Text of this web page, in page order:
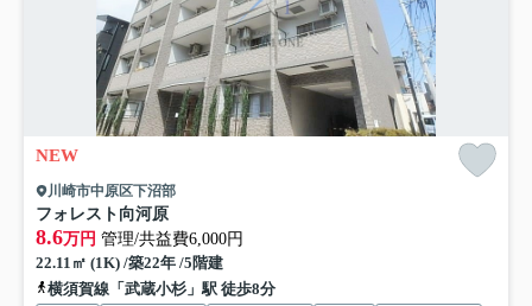
NEW
川崎市中原区下沼部
フォレスト向河原
8.6万円 管理/共益費6,000円
22.11㎡ (1K) /築22年 /5階建
横須賀線「武蔵小杉」駅 徒歩8分